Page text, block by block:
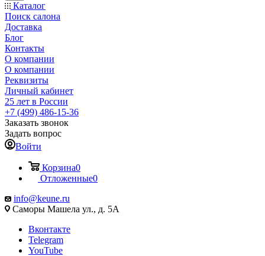
Каталог
Поиск салона
Доставка
Блог
Контакты
О компании
О компании
Реквизиты
Личный кабинет
25 лет в России
+7 (499) 486-15-36
Заказать звонок
Задать вопрос
Войти
Корзина0
Отложенные0
info@keune.ru
Саморы Машела ул., д. 5А
Вконтакте
Telegram
YouTube